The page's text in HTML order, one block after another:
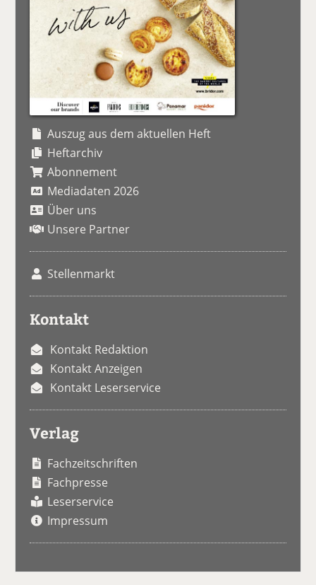
Auszug aus dem aktuellen Heft
Heftarchiv
Abonnement
Mediadaten 2026
Über uns
Unsere Partner
Stellenmarkt
Kontakt
Kontakt Redaktion
Kontakt Anzeigen
Kontakt Leserservice
Verlag
Fachzeitschriften
Fachpresse
Leserservice
Impressum